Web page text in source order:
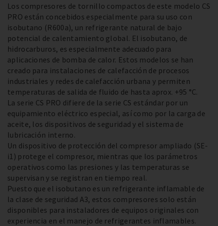
Los compresores de tornillo compactos de este modelo CS
PRO están concebidos especialmente para su uso con
isobutano (R600a), un refrigerante natural de bajo
potencial de calentamiento global. El isobutano, de
hidrocarburos, es especialmente adecuado para
aplicaciones de bomba de calor. Estos modelos se han
creado para instalaciones de calefacción de procesos
industriales y redes de calefacción urbana y permiten
temperaturas de salida de fluido de hasta aprox. +95 °C.
La serie CS PRO difiere de la serie CS estándar por un
equipamiento eléctrico especial, así como por la carga de
aceite, los dispositivos de seguridad y el sistema de
lubricación interno.
Un dispositivo de protección del compresor ampliado (SE-
i1) protege el compresor, mientras que los parámetros
operativos como las presiones y las temperaturas se
supervisan y se registran en tiempo real.
Puesto que el isobutano es un refrigerante inflamable de
la clase de seguridad A3, estos compresores solo están
disponibles para instaladores de equipos originales con
experiencia en el manejo de refrigerantes inflamables.